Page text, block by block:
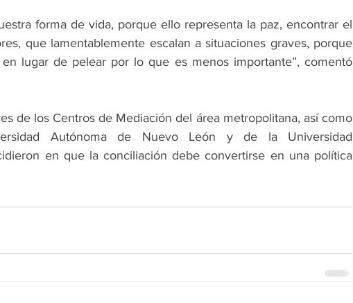
forma de vida, porque ello representa la paz, encontrar el
que lamentablemente escalan a situaciones graves, porque
lugar de pelear por lo que es menos importante”, comentó
de los Centros de Mediación del área metropolitana, así como
Autónoma de Nuevo León y de la Universidad
en que la conciliación debe convertirse en una política